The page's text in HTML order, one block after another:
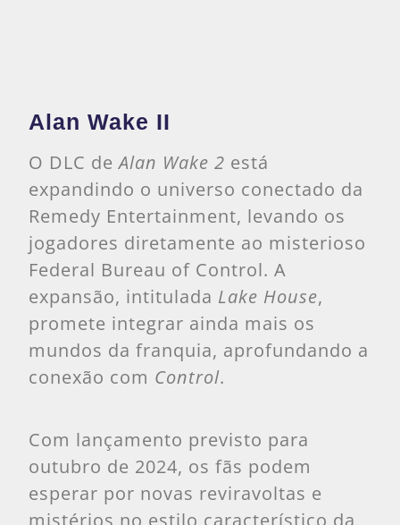
Alan Wake II
O DLC deAlan Wake 2 está
expandindo o universo conectado da
Remedy Entertainment, levando os
jogadores diretamente ao misterioso
Federal Bureau of Control. A
expansão, intitulada Lake House,
promete integrar ainda mais os
mundos da franquia, aprofundando a
conexão com Control.
Com lançamento previsto para
outubro de 2024, os fãs podem
esperar por novas reviravoltas e
mistérios no estilo característico da